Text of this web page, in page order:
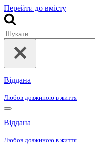
Перейти до вмісту
Шукати...
Віддана
Любов довжиною в життя
Меню
навігації
Віддана
Любов довжиною в життя